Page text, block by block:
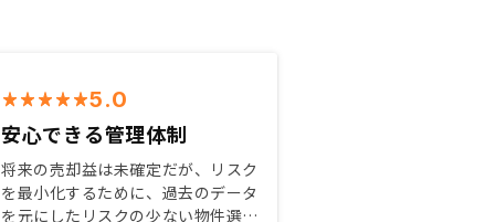
5.0
安心できる管理体制
将来の売却益は未確定だが、リスク
を最小化するために、過去のデータ
を元にしたリスクの少ない物件選び